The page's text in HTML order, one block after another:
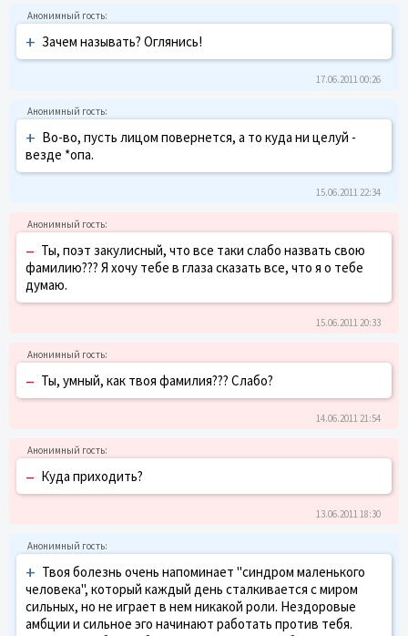
+ Зачем называть? Оглянись!
17.06.2011 00:26
+ Во-во, пусть лицом повернется, а то куда ни целуй -
везде *опа.
15.06.2011 22:34
– Ты, поэт закулисный, что все таки слабо назвать свою
фамилию??? Я хочу тебе в глаза сказать все, что я о тебе
думаю.
15.06.2011 20:33
– Ты, умный, как твоя фамилия??? Слабо?
14.06.2011 21:54
– Куда приходить?
13.06.2011 18:30
+ Твоя болезнь очень напоминает "синдром маленького
человека", который каждый день сталкивается с миром
сильных, но не играет в нем никакой роли. Нездоровые
амбции и сильное эго начинают работать против тебя.